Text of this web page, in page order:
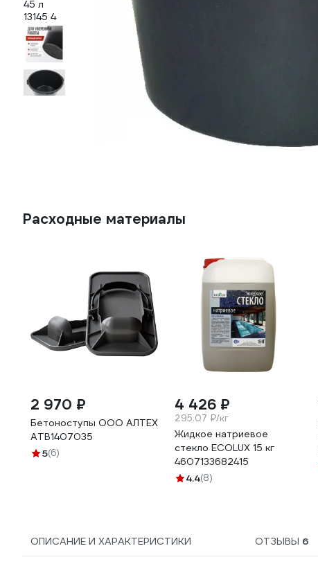
Расходные материалы
2 970 ₽
Бетоноступы ООО АЛТЕХ
АТВ1407035
5(6)
4 426 ₽
295.07 ₽/кг
Жидкое натриевое
стекло ECOLUX 15 кг
4607133682415
4.4(8)
ОПИСАНИЕ И ХАРАКТЕРИСТИКИ ОТЗЫВЫ 6